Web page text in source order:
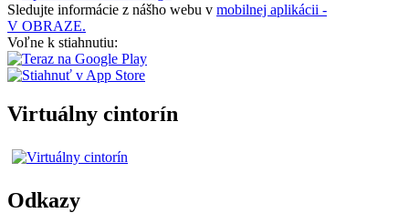
Sledujte informácie z nášho webu v mobilnej aplikácii -
V OBRAZE.
Voľne k stiahnutiu:
Virtuálny cintorín
Odkazy